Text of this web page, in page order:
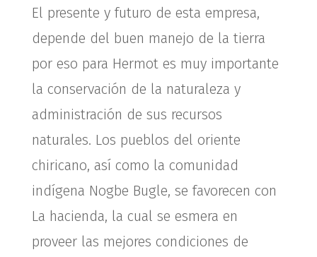
El presente y futuro de esta empresa,
depende del buen manejo de la tierra
por eso para Hermot es muy importante
la conservación de la naturaleza y
administración de sus recursos
naturales. Los pueblos del oriente
chiricano, así como la comunidad
indígena Nogbe Bugle, se favorecen con
La hacienda, la cual se esmera en
proveer las mejores condiciones de